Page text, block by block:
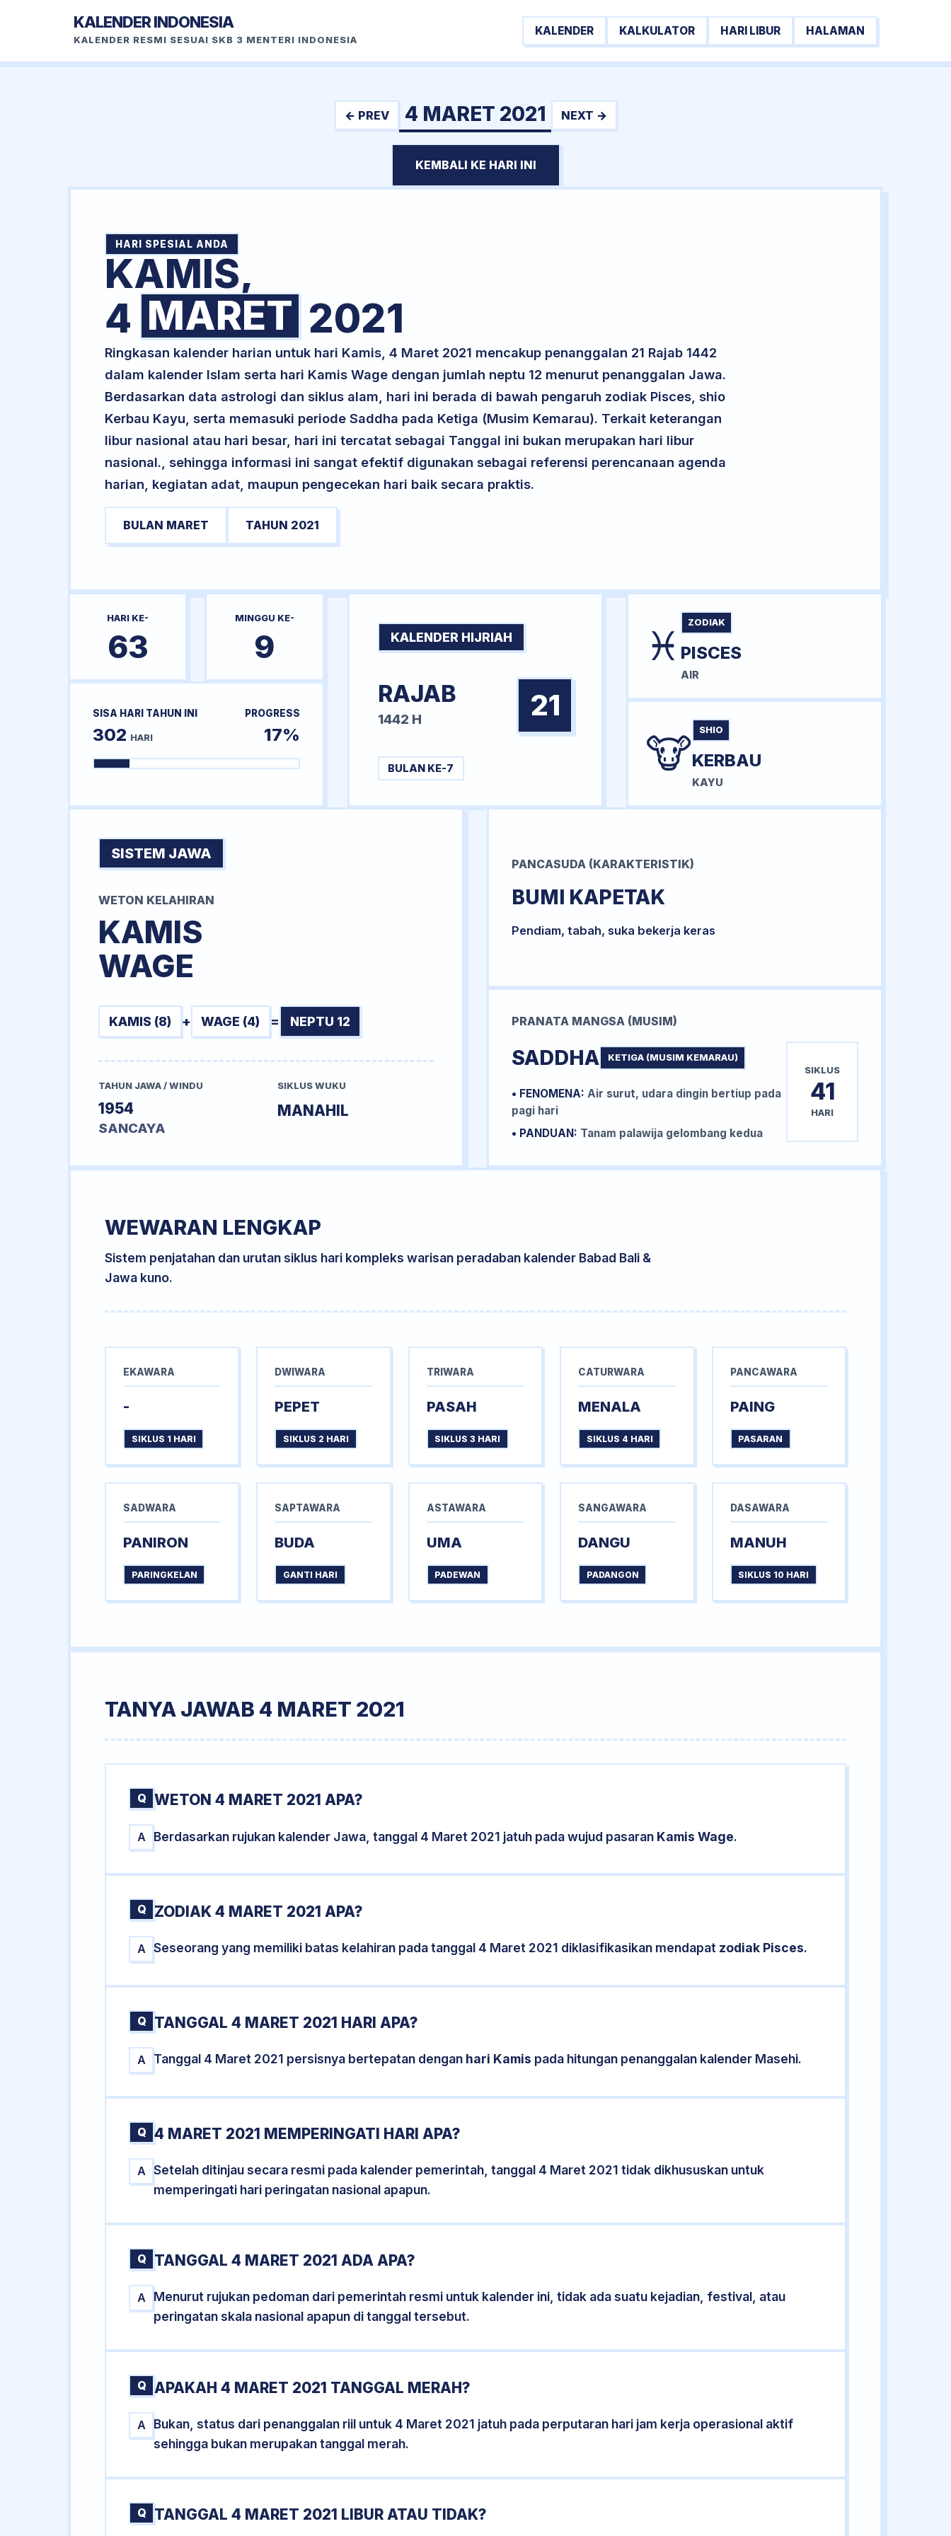
KALENDER INDONESIA
KALENDER RESMI SESUAI SKB 3 MENTERI INDONESIA
KALENDER KALKULATOR HARI LIBUR HALAMAN
← PREV 4 MARET 2021 NEXT →
KEMBALI KE HARI INI
HARI SPESIAL ANDA
KAMIS,
4 MARET 2021
Ringkasan kalender harian untuk hari Kamis, 4 Maret 2021 mencakup penanggalan 21 Rajab 1442
dalam kalender Islam serta hari Kamis Wage dengan jumlah neptu 12 menurut penanggalan Jawa.
Berdasarkan data astrologi dan siklus alam, hari ini berada di bawah pengaruh zodiak Pisces, shio
Kerbau Kayu, serta memasuki periode Saddha pada Ketiga (Musim Kemarau). Terkait keterangan
libur nasional atau hari besar, hari ini tercatat sebagai Tanggal ini bukan merupakan hari libur
nasional., sehingga informasi ini sangat efektif digunakan sebagai referensi perencanaan agenda
harian, kegiatan adat, maupun pengecekan hari baik secara praktis.
BULAN MARET TAHUN 2021
HARI KE-
63
MINGGU KE-
9
SISA HARI TAHUN INI
302 HARI
PROGRESS
17%
KALENDER HIJRIAH
RAJAB
1442 H 21
BULAN KE-7
♓ ZODIAK
PISCES
AIR
🐮 SHIO
KERBAU
KAYU
SISTEM JAWA
WETON KELAHIRAN
KAMIS
WAGE
KAMIS (8) + WAGE (4) = NEPTU 12
TAHUN JAWA / WINDU
1954
SANCAYA
SIKLUS WUKU
MANAHIL
PANCASUDA (KARAKTERISTIK)
BUMI KAPETAK
Pendiam, tabah, suka bekerja keras
PRANATA MANGSA (MUSIM)
SADDHA KETIGA (MUSIM KEMARAU)
• FENOMENA: Air surut, udara dingin bertiup pada
pagi hari
• PANDUAN: Tanam palawija gelombang kedua
SIKLUS
41
HARI
WEWARAN LENGKAP
Sistem penjatahan dan urutan siklus hari kompleks warisan peradaban kalender Babad Bali &
Jawa kuno.
EKAWARA
-
SIKLUS 1 HARI
DWIWARA
PEPET
SIKLUS 2 HARI
TRIWARA
PASAH
SIKLUS 3 HARI
CATURWARA
MENALA
SIKLUS 4 HARI
PANCAWARA
PAING
PASARAN
SADWARA
PANIRON
PARINGKELAN
SAPTAWARA
BUDA
GANTI HARI
ASTAWARA
UMA
PADEWAN
SANGAWARA
DANGU
PADANGON
DASAWARA
MANUH
SIKLUS 10 HARI
TANYA JAWAB 4 MARET 2021
Q WETON 4 MARET 2021 APA?
A Berdasarkan rujukan kalender Jawa, tanggal 4 Maret 2021 jatuh pada wujud pasaran Kamis Wage.
Q ZODIAK 4 MARET 2021 APA?
A Seseorang yang memiliki batas kelahiran pada tanggal 4 Maret 2021 diklasifikasikan mendapat zodiak Pisces.
Q TANGGAL 4 MARET 2021 HARI APA?
A Tanggal 4 Maret 2021 persisnya bertepatan dengan hari Kamis pada hitungan penanggalan kalender Masehi.
Q 4 MARET 2021 MEMPERINGATI HARI APA?
A
Setelah ditinjau secara resmi pada kalender pemerintah, tanggal 4 Maret 2021 tidak dikhususkan untuk
memperingati hari peringatan nasional apapun.
Q TANGGAL 4 MARET 2021 ADA APA?
A
Menurut rujukan pedoman dari pemerintah resmi untuk kalender ini, tidak ada suatu kejadian, festival, atau
peringatan skala nasional apapun di tanggal tersebut.
Q APAKAH 4 MARET 2021 TANGGAL MERAH?
A
Bukan, status dari penanggalan riil untuk 4 Maret 2021 jatuh pada perputaran hari jam kerja operasional aktif
sehingga bukan merupakan tanggal merah.
Q TANGGAL 4 MARET 2021 LIBUR ATAU TIDAK?